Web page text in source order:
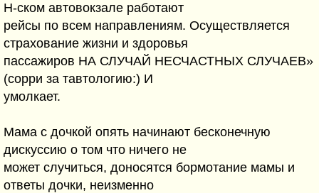
Н-ском автовокзале работают
рейсы по всем направлениям. Осуществляется
страхование жизни и здоровья
пассажиров НА СЛУЧАЙ НЕСЧАСТНЫХ СЛУЧАЕВ»
(сорри за тавтологию:) И
умолкает.
Мама с дочкой опять начинают бесконечную
дискуссию о том что ничего не
может случиться, доносятся бормотание мамы и
ответы дочки, неизменно